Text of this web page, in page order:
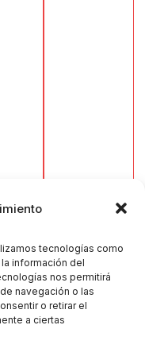
tecnologías como
información del
nos permitirá
navegación o las
o retirar el
a ciertas